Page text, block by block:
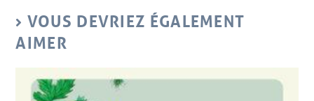
VOUS DEVRIEZ ÉGALEMENT
AIMER